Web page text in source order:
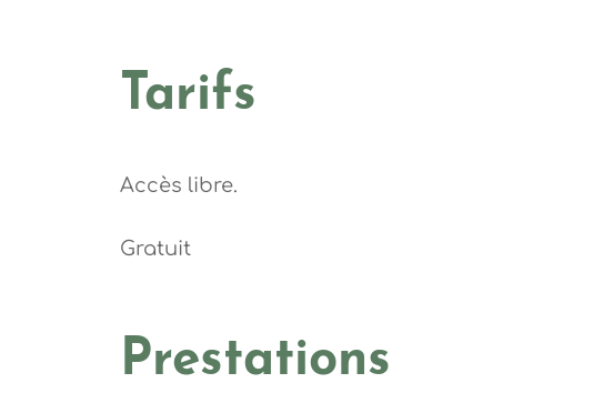
Tarifs
Accès libre.
Gratuit
Prestations